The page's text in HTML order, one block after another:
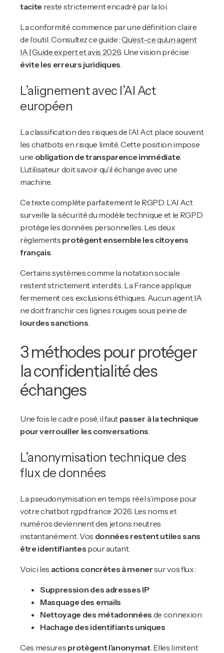
tacite reste strictement encadré par la loi.
La conformité commence par une définition claire
de l’outil. Consultez ce guide :Qu’est-ce qu’un agent
IA | Guide expert et avis 2026. Une vision précise
évite les erreurs juridiques.
L’alignement avec l’AI Act
européen
La classification des risques de l’AI Act place souvent
les chatbots en risque limité. Cette position impose
une obligation de transparence immédiate.
L’utilisateur doit savoir qu’il échange avec une
machine.
Ce texte complète parfaitement le RGPD. L’AI Act
surveille la sécurité du modèle technique et le RGPD
protège les données personnelles. Les deux
règlements protègent ensemble les citoyens
français.
Certains systèmes comme la notation sociale
restent strictement interdits. La France applique
fermement ces exclusions éthiques. Aucun agent IA
ne doit franchir ces lignes rouges sous peine de
lourdes sanctions.
3 méthodes pour protéger
la confidentialité des
échanges
Une fois le cadre posé, il faut passer à la technique
pour verrouiller les conversations.
L’anonymisation technique des
flux de données
La pseudonymisation en temps réel s’impose pour
votre chatbot rgpd france 2026. Les noms et
numéros deviennent des jetons neutres
instantanément. Vos données restent utiles sans
être identifiantes pour autant.
Voici les actions concrètes à menersur vos flux :
Suppression des adresses IP
Masquage des emails
Nettoyage des métadonnées de connexion
Hachage des identifiants uniques
Ces mesures protègent l’anonymat. Elles limitent